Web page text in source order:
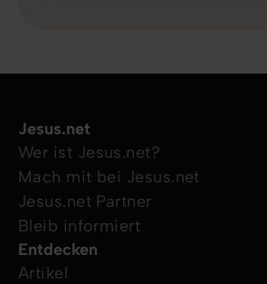
Jesus.net
Wer ist Jesus.net?
Mach mit bei Jesus.net
Jesus.net Partner
Bleib informiert
Entdecken
Artikel